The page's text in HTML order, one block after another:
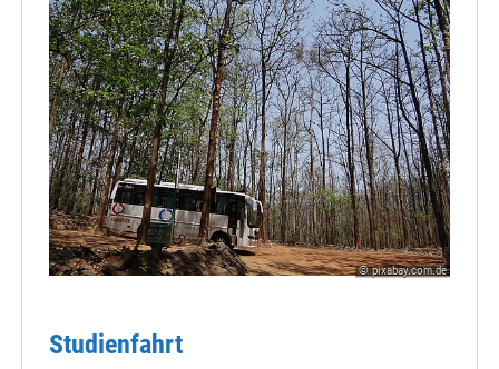
Kirchroth, St. Vitus
Konzell, St. Martin
Laberweinting, St. Martin
Leiblfing, Mariä Himmelfahrt
Loitzendorf, St.Margaretha
Mallersdorf, St. Johannes
Mariaposching, Mariä Geburt
Mitterfels, Hl. Geist
Münster, St. Tiburtius
Neukirchen b. Haggn, St. Martin
Oberschneiding, Mariä Himmelfahrt
© pixabay.com.de
Studienfahrt